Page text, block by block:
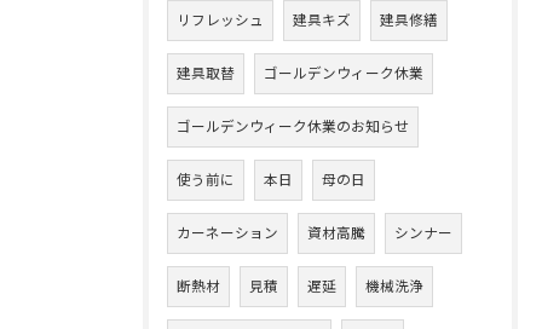
リフレッシュ 建具キズ 建具修繕
建具取替 ゴールデンウィーク休業
ゴールデンウィーク休業のお知らせ
使う前に 本日 母の日
カーネーション 資材高騰 シンナー
断熱材 見積 遅延 機械洗浄